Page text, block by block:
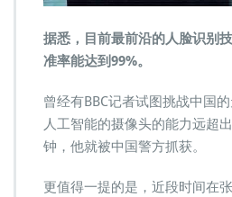
据悉，目前最前沿的人脸识别
准率能达到99%。
曾经有BBC记者试图挑战中国
人工智能的摄像头的能力远超
钟，他就被中国警方抓获。
更值得一提的是，近段时间在